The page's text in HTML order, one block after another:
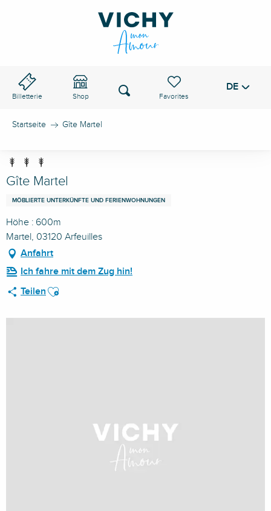
Billetterie Shop
Voir les favoris
Suche DE
Startseite Gîte Martel
Gîte Martel
MÖBLIERTE UNTERKÜNFTE UND FERIENWOHNUNGEN
Höhe : 600m
Martel, 03120 Arfeuilles
Anfahrt
Ich fahre mit dem Zug hin!
Teilen Ajouter aux favoris